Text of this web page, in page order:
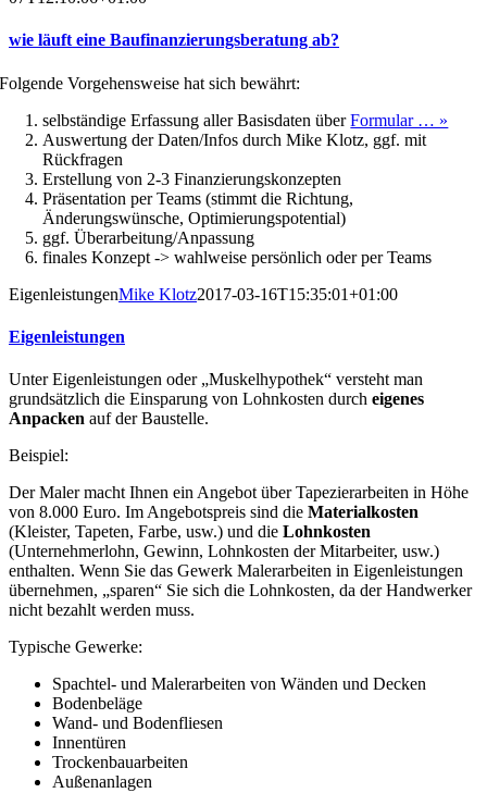
wie läuft eine Baufinanzierungsberatung ab?
Folgende Vorgehensweise hat sich bewährt:
selbständige Erfassung aller Basisdaten überFormular … »
Auswertung der Daten/Infos durch Mike Klotz, ggf. mit
Rückfragen
Erstellung von 2-3 Finanzierungskonzepten
Präsentation per Teams (stimmt die Richtung,
Änderungswünsche, Optimierungspotential)
ggf. Überarbeitung/Anpassung
finales Konzept -> wahlweise persönlich oder per Teams
EigenleistungenMike Klotz2017-03-16T15:35:01+01:00
Eigenleistungen
Unter Eigenleistungen oder „Muskelhypothek“ versteht man
grundsätzlich die Einsparung von Lohnkosten durch eigenes
Anpacken auf der Baustelle.
Beispiel:
Der Maler macht Ihnen ein Angebot über Tapezierarbeiten in Höhe
von 8.000 Euro. Im Angebotspreis sind die Materialkosten
(Kleister, Tapeten, Farbe, usw.) und die Lohnkosten
(Unternehmerlohn, Gewinn, Lohnkosten der Mitarbeiter, usw.)
enthalten. Wenn Sie das Gewerk Malerarbeiten in Eigenleistungen
übernehmen, „sparen“ Sie sich die Lohnkosten, da der Handwerker
nicht bezahlt werden muss.
Typische Gewerke:
Spachtel- und Malerarbeiten von Wänden und Decken
Bodenbeläge
Wand- und Bodenfliesen
Innentüren
Trockenbauarbeiten
Außenanlagen